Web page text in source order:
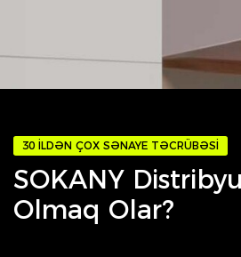
30 ILDƏN ÇOX SƏNAYE TƏCRÜBƏSI
SOKANY
Olmaq Olar?